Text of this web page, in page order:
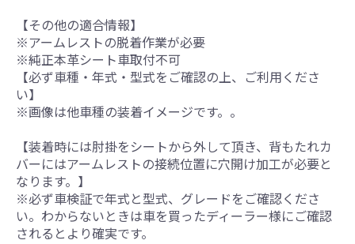
【その他の適合情報】
※アームレストの脱着作業が必要
※純正本革シート車取付不可
【必ず車種・年式・型式をご確認の上、ご利用くださ
い】
※画像は他車種の装着イメージです。。
【装着時には肘掛をシートから外して頂き、背もたれカ
バーにはアームレストの接続位置に穴開け加工が必要と
なります。】
※必ず車検証で年式と型式、グレードをご確認くださ
い。わからないときは車を買ったディーラー様にご確認
されるとより確実です。